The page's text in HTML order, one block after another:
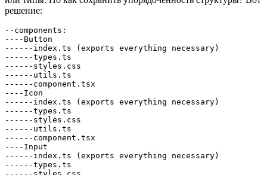
решение:
--components:
----Button
------index.ts (exports everything necessary)
------types.ts
------styles.css
------utils.ts
------component.tsx
----Icon
------index.ts (exports everything necessary)
------types.ts
------styles.css
------utils.ts
------component.tsx
----Input
------index.ts (exports everything necessary)
------types.ts